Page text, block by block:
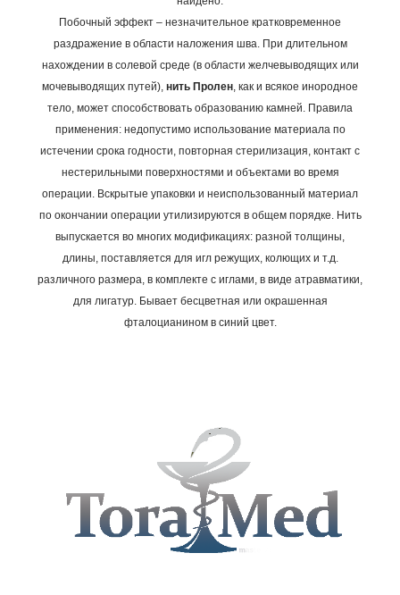
Побочный эффект – незначительное кратковременное
раздражение в области наложения шва. При длительном
нахождении в солевой среде (в области желчевыводящих или
мочевыводящих путей), нить Пролен, как и всякое инородное
тело, может способствовать образованию камней. Правила
применения: недопустимо использование материала по
истечении срока годности, повторная стерилизация, контакт с
нестерильными поверхностями и объектами во время
операции. Вскрытые упаковки и неиспользованный материал
по окончании операции утилизируются в общем порядке. Нить
выпускается во многих модификациях: разной толщины,
длины, поставляется для игл режущих, колющих и т.д.
различного размера, в комплекте с иглами, в виде атравматики,
для лигатур. Бывает бесцветная или окрашенная
фталоцианином в синий цвет.